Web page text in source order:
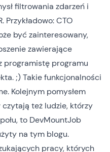
filtrowania zdarzeń i
Przykładowo: CTO
być zainteresowany,
zawierające
programistę programu
;) Takie funkcjonalności
Kolejnym pomysłem
czytają też ludzie, którzy
to DevMountJob
na tym blogu.
pracy, których